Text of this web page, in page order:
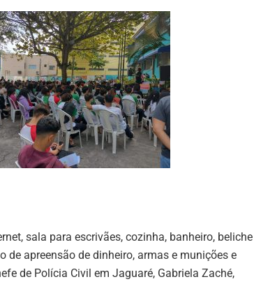
sala para escrivães, cozinha, banheiro, beliche
apreensão de dinheiro, armas e munições e
de Polícia Civil em Jaguaré, Gabriela Zaché,